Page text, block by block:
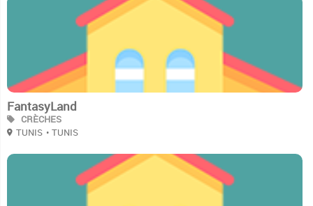
FantasyLand
CRÈCHES
TUNIS • TUNIS